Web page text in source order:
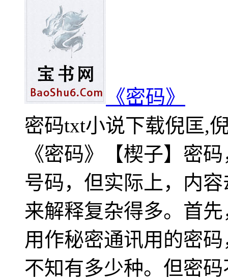
《密码》
密码txt小说下载倪匡,
《密码》【楔子】密
号码，但实际上，内
来解释复杂得多。首
用作秘密通讯用的密
不知有多少种。但密